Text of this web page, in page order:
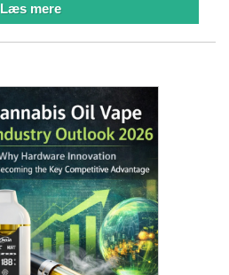
Læs mere